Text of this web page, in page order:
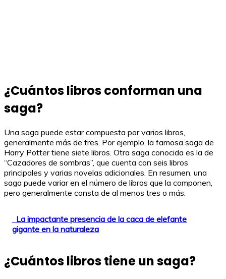
¿Cuántos libros conforman una
saga?
Una saga puede estar compuesta por varios libros,
generalmente más de tres. Por ejemplo, la famosa saga de
Harry Potter tiene siete libros. Otra saga conocida es la de
“Cazadores de sombras”, que cuenta con seis libros
principales y varias novelas adicionales. En resumen, una
saga puede variar en el número de libros que la componen,
pero generalmente consta de al menos tres o más.
La impactante presencia de la caca de elefante
gigante en la naturaleza
¿Cuántos libros tiene un saga?